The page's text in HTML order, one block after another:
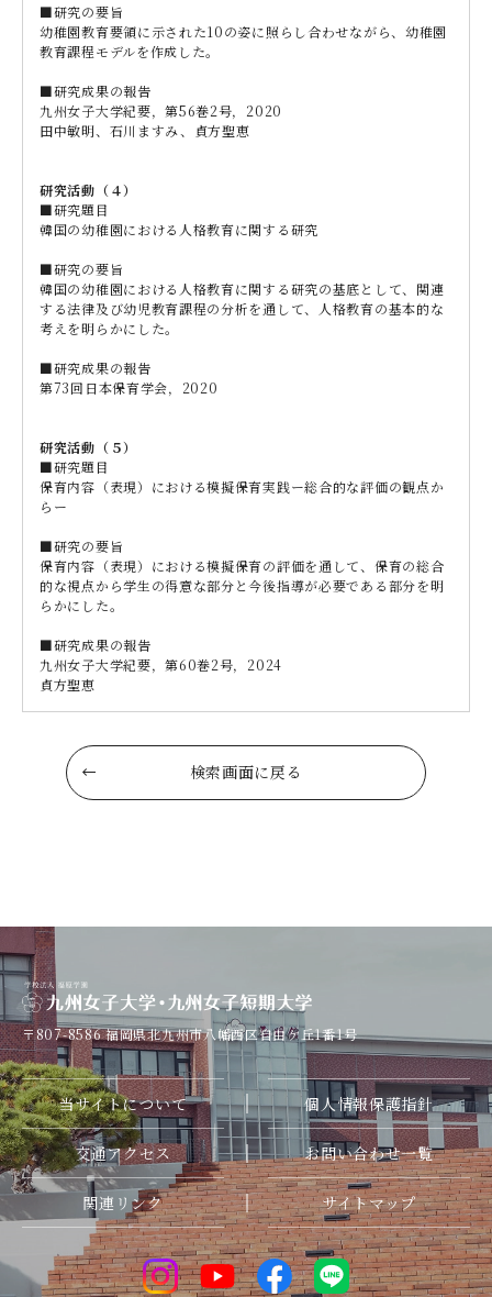
■研究の要旨
幼稚園教育要領に示された10の姿に照らし合わせながら、幼稚園
教育課程モデルを作成した。
■研究成果の報告
九州女子大学紀要，第56巻2号，2020
田中敏明、石川ますみ、貞方聖恵
研究活動（４）
■研究題目
韓国の幼稚園における人格教育に関する研究
■研究の要旨
韓国の幼稚園における人格教育に関する研究の基底として、関連
する法律及び幼児教育課程の分析を通して、人格教育の基本的な
考えを明らかにした。
■研究成果の報告
第73回日本保育学会，2020
研究活動（５）
■研究題目
保育内容（表現）における模擬保育実践ー総合的な評価の観点か
らー
■研究の要旨
保育内容（表現）における模擬保育の評価を通して、保育の総合
的な視点から学生の得意な部分と今後指導が必要である部分を明
らかにした。
■研究成果の報告
九州女子大学紀要，第60巻2号，2024
貞方聖恵
検索画面に戻る
〒807-8586福岡県北九州市八幡西区自由ケ丘1番1号
当サイトについて 個人情報保護指針
交通アクセス お問い合わせ一覧
関連リンク サイトマップ